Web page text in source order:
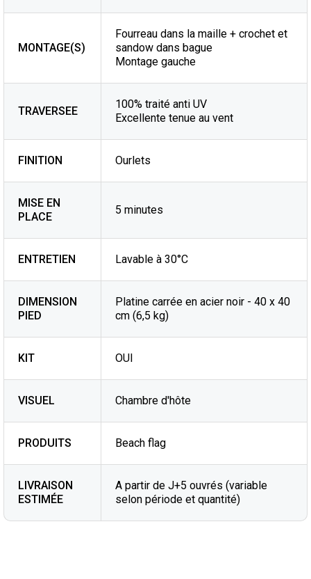
MONTAGE(S)
Fourreau dans la maille + crochet et
sandow dans bague
Montage gauche
TRAVERSEE
100% traité anti UV
Excellente tenue au vent
FINITION Ourlets
MISE EN
PLACE
5 minutes
ENTRETIEN Lavable à 30°C
DIMENSION
PIED
Platine carrée en acier noir - 40 x 40
cm (6,5 kg)
KIT OUI
VISUEL Chambre d'hôte
PRODUITS Beach flag
LIVRAISON
ESTIMÉE
A partir de J+5 ouvrés (variable
selon période et quantité)